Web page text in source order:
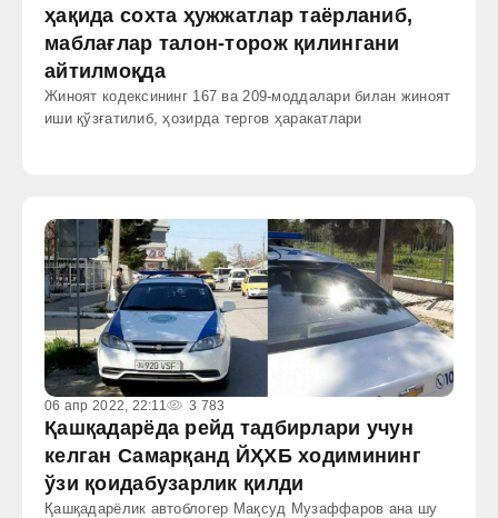
ҳақида сохта ҳужжатлар таёрланиб,
маблағлар талон-торож қилингани
айтилмоқда
Жиноят кодексининг 167 ва 209-моддалари билан жиноят
иши қўзғатилиб, ҳозирда тергов ҳаракатлари
06 апр 2022, 22:11 3 783
Қашқадарёда рейд тадбирлари учун
келган Самарқанд ЙҲХБ ходимининг
ўзи қоидабузарлик қилди
Қашқадарёлик автоблогер Мақсуд Музаффаров ана шу